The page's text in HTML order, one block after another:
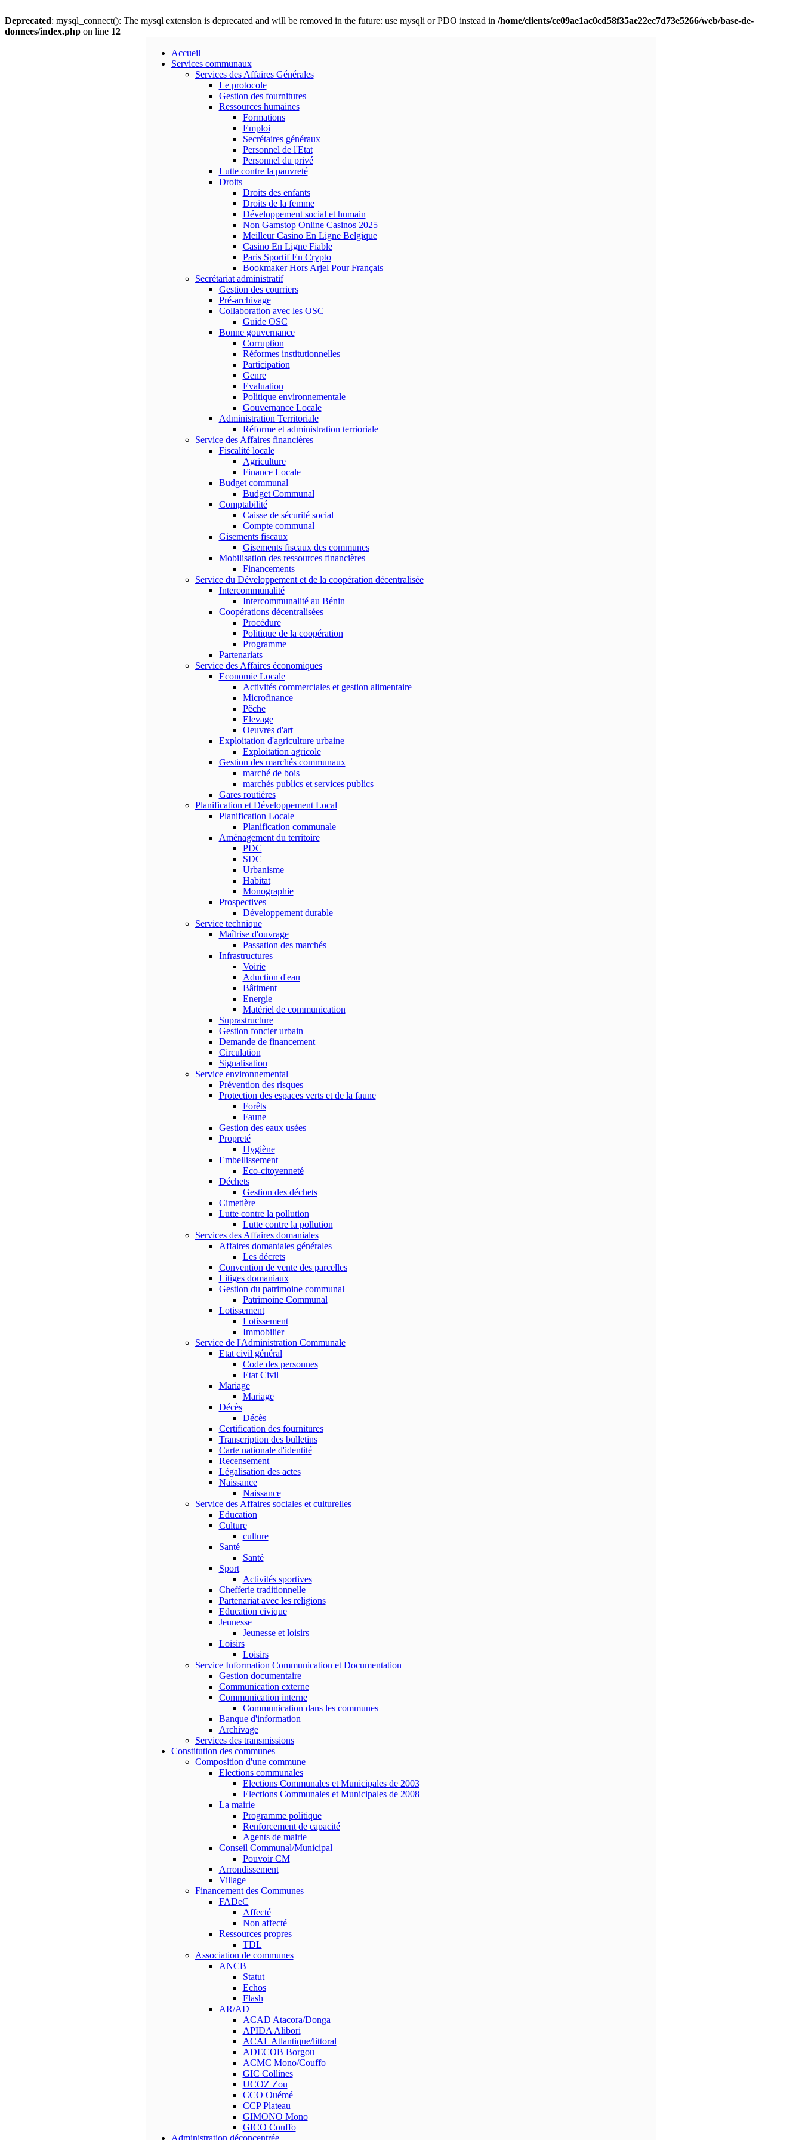
Deprecated: mysql_connect(): The mysql extension is deprecated and will be removed in the future: use mysqli or PDO instead in /home/clients/ce09ae1ac0cd58f35ae22ec7d73e5266/web/base-de-
donnees/index.php on line 12
Accueil
Services communaux
Services des Affaires Générales
Le protocole
Gestion des fournitures
Ressources humaines
Formations
Emploi
Secrétaires généraux
Personnel de l'Etat
Personnel du privé
Lutte contre la pauvreté
Droits
Droits des enfants
Droits de la femme
Développement social et humain
Non Gamstop Online Casinos 2025
Meilleur Casino En Ligne Belgique
Casino En Ligne Fiable
Paris Sportif En Crypto
Bookmaker Hors Arjel Pour Français
Secrétariat administratif
Gestion des courriers
Pré-archivage
Collaboration avec les OSC
Guide OSC
Bonne gouvernance
Corruption
Réformes institutionnelles
Participation
Genre
Evaluation
Politique environnementale
Gouvernance Locale
Administration Territoriale
Réforme et administration terrioriale
Service des Affaires financières
Fiscalité locale
Agriculture
Finance Locale
Budget communal
Budget Communal
Comptabilité
Caisse de sécurité social
Compte communal
Gisements fiscaux
Gisements fiscaux des communes
Mobilisation des ressources financières
Financements
Service du Développement et de la coopération décentralisée
Intercommunalité
Intercommunalité au Bénin
Coopérations décentralisées
Procédure
Politique de la coopération
Programme
Partenariats
Service des Affaires économiques
Economie Locale
Activités commerciales et gestion alimentaire
Microfinance
Pêche
Elevage
Oeuvres d'art
Exploitation d'agriculture urbaine
Exploitation agricole
Gestion des marchés communaux
marché de bois
marchés publics et services publics
Gares routières
Planification et Développement Local
Planification Locale
Planification communale
Aménagement du territoire
PDC
SDC
Urbanisme
Habitat
Monographie
Prospectives
Développement durable
Service technique
Maîtrise d'ouvrage
Passation des marchés
Infrastructures
Voirie
Aduction d'eau
Bâtiment
Energie
Matériel de communication
Suprastructure
Gestion foncier urbain
Demande de financement
Circulation
Signalisation
Service environnemental
Prévention des risques
Protection des espaces verts et de la faune
Forêts
Faune
Gestion des eaux usées
Propreté
Hygiène
Embellissement
Eco-citoyenneté
Déchets
Gestion des déchets
Cimetière
Lutte contre la pollution
Lutte contre la pollution
Services des Affaires domaniales
Affaires domaniales générales
Les décrets
Convention de vente des parcelles
Litiges domaniaux
Gestion du patrimoine communal
Patrimoine Communal
Lotissement
Lotissement
Immobilier
Service de l'Administration Communale
Etat civil général
Code des personnes
Etat Civil
Mariage
Mariage
Décès
Décès
Certification des fournitures
Transcription des bulletins
Carte nationale d'identité
Recensement
Légalisation des actes
Naissance
Naissance
Service des Affaires sociales et culturelles
Education
Culture
culture
Santé
Santé
Sport
Activités sportives
Chefferie traditionnelle
Partenariat avec les religions
Education civique
Jeunesse
Jeunesse et loisirs
Loisirs
Loisirs
Service Information Communication et Documentation
Gestion documentaire
Communication externe
Communication interne
Communication dans les communes
Banque d'information
Archivage
Services des transmissions
Constitution des communes
Composition d'une commune
Elections communales
Elections Communales et Municipales de 2003
Elections Communales et Municipales de 2008
La mairie
Programme politique
Renforcement de capacité
Agents de mairie
Conseil Communal/Municipal
Pouvoir CM
Arrondissement
Village
Financement des Communes
FADeC
Affecté
Non affecté
Ressources propres
TDL
Association de communes
ANCB
Statut
Echos
Flash
AR/AD
ACAD Atacora/Donga
APIDA Alibori
ACAL Atlantique/littoral
ADECOB Borgou
ACMC Mono/Couffo
GIC Collines
UCOZ Zou
CCO Ouémé
CCP Plateau
GIMONO Mono
GICO Couffo
Administration déconcentrée